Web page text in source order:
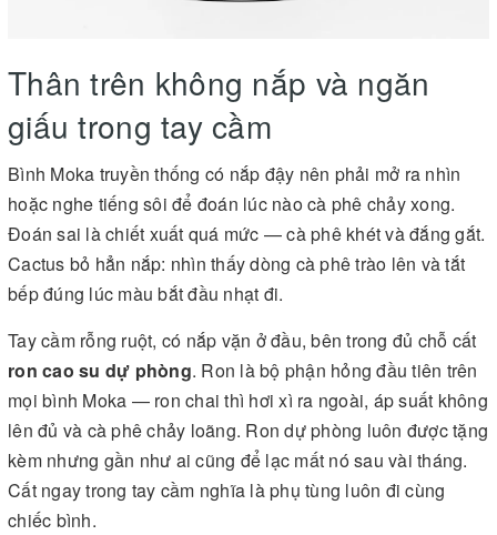
Thân trên không nắp và ngăn
giấu trong tay cầm
Bình Moka truyền thống có nắp đậy nên phải mở ra nhìn
hoặc nghe tiếng sôi để đoán lúc nào cà phê chảy xong.
Đoán sai là chiết xuất quá mức — cà phê khét và đắng gắt.
Cactus bỏ hẳn nắp: nhìn thấy dòng cà phê trào lên và tắt
bếp đúng lúc màu bắt đầu nhạt đi.
Tay cầm rỗng ruột, có nắp vặn ở đầu, bên trong đủ chỗ cất
ron cao su dự phòng. Ron là bộ phận hỏng đầu tiên trên
mọi bình Moka — ron chai thì hơi xì ra ngoài, áp suất không
lên đủ và cà phê chảy loãng. Ron dự phòng luôn được tặng
kèm nhưng gần như ai cũng để lạc mất nó sau vài tháng.
Cất ngay trong tay cầm nghĩa là phụ tùng luôn đi cùng
chiếc bình.